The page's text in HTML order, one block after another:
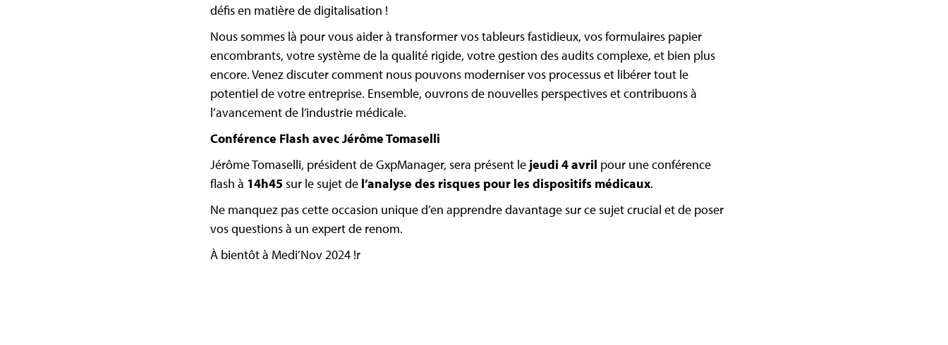
défis en matière de digitalisation !
Nous sommes là pour vous aider à transformer vos tableurs fastidieux, vos formulaires papier
encombrants, votre système de la qualité rigide, votre gestion des audits complexe, et bien plus
encore. Venez discuter comment nous pouvons moderniser vos processus et libérer tout le
potentiel de votre entreprise. Ensemble, ouvrons de nouvelles perspectives et contribuons à
l’avancement de l’industrie médicale.
Conférence Flash avec Jérôme Tomaselli
Jérôme Tomaselli, président de GxpManager, sera présent le jeudi 4 avril pour une conférence
flash à 14h45 sur le sujet de l’analyse des risques pour les dispositifs médicaux.
Ne manquez pas cette occasion unique d’en apprendre davantage sur ce sujet crucial et de poser
vos questions à un expert de renom.
À bientôt à Medi’Nov 2024 !r